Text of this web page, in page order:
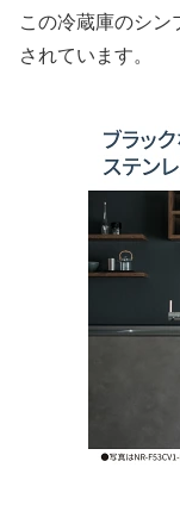
この冷蔵庫のシン
されています。